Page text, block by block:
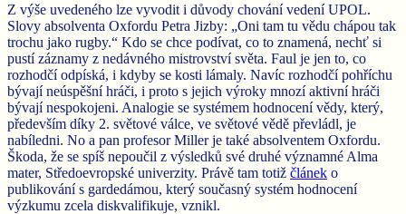
Z výše uvedeného lze vyvodit i důvody chování vedení UPOL.
Slovy absolventa Oxfordu Petra Jizby: „Oni tam tu vědu chápou tak
trochu jako rugby.“ Kdo se chce podívat, co to znamená, nechť si
pustí záznamy z nedávného mistrovství světa. Faul je jen to, co
rozhodčí odpíská, i kdyby se kosti lámaly. Navíc rozhodčí pohříchu
bývají neúspěšní hráči, i proto s jejich výroky mnozí aktivní hráči
bývají nespokojeni. Analogie se systémem hodnocení vědy, který,
především díky 2. světové válce, ve světové vědě převládl, je
nabíledni. No a pan profesor Miller je také absolventem Oxfordu.
Škoda, že se spíš nepoučil z výsledků své druhé významné Alma
mater, Středoevropské univerzity. Právě tam totiž článek o
publikování s gardedámou, který současný systém hodnocení
výzkumu zcela diskvalifikuje, vznikl.